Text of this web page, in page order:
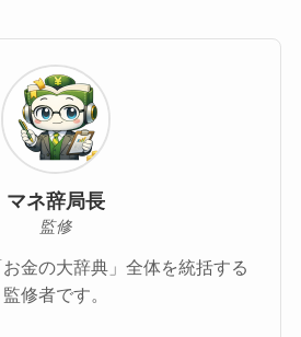
マネ辞局長
監修
金の大辞典」全体を統括する
監修者です。